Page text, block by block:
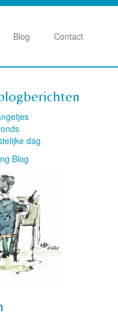
Blog Contact
dag
Blog